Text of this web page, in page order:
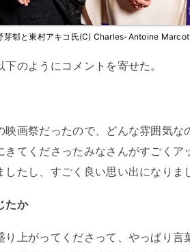
芽郁と東村アキコ氏(C) Charles-Antoine
のようにコメントを寄せた。
画祭だったので、どんな雰囲気な
きてくださったみなさんがすごくア
たし、すごく良い思い出になりま
たか
上がってくださって、やっぱり言